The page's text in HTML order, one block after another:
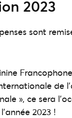
2023
sont
de
», ce sera
2023 !